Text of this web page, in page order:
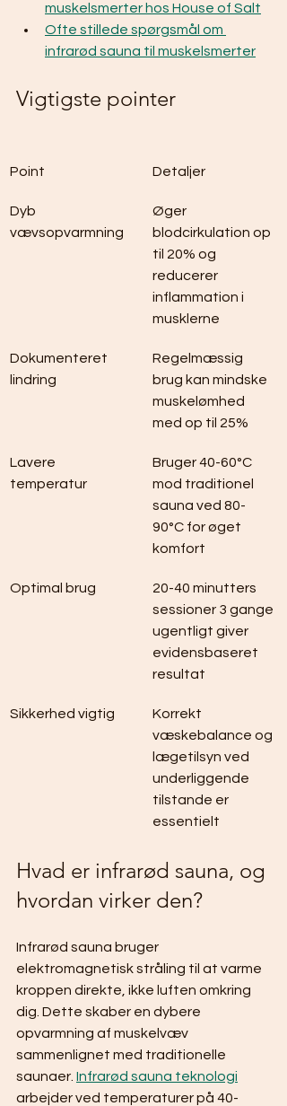
muskelsmerter hos House of Salt
Ofte stillede spørgsmål om
infrarød sauna til muskelsmerter
Vigtigste pointer
Point Detaljer
Dyb
vævsopvarmning
Øger
blodcirkulation op
til 20% og
reducerer
inflammation i
musklerne
Dokumenteret
lindring
Regelmæssig
brug kan mindske
muskelømhed
med op til 25%
Lavere
temperatur
Bruger 40-60°C
mod traditionel
sauna ved 80-
90°C for øget
komfort
Optimal brug
20-40 minutters
sessioner 3 gange
ugentligt giver
evidensbaseret
resultat
Sikkerhed vigtig
Korrekt
væskebalance og
lægetilsyn ved
underliggende
tilstande er
essentielt
Hvad er infrarød sauna, og
hvordan virker den?
Infrarød sauna bruger
elektromagnetisk stråling til at varme
kroppen direkte, ikke luften omkring
dig. Dette skaber en dybere
opvarmning af muskelvæv
sammenlignet med traditionelle
saunaer. Infrarød sauna teknologi
arbejder ved temperaturer på 40-